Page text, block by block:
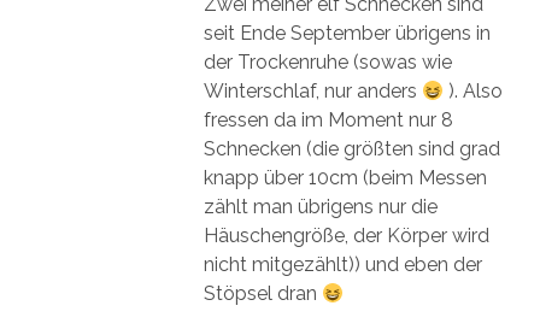
seit Ende September übrigens in
der Trockenruhe (sowas wie
Winterschlaf, nur anders
). Also
fressen da im Moment nur 8
Schnecken (die größten sind grad
knapp über 10cm (beim Messen
zählt man übrigens nur die
Häuschengröße, der Körper wird
nicht mitgezählt)) und eben der
Stöpsel dran